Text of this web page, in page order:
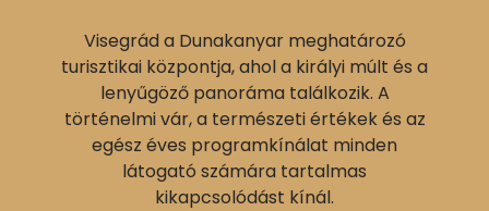
Visegrád a Dunakanyar meghatározó
turisztikai központja, ahol a királyi múlt és a
lenyűgöző panoráma találkozik. A
történelmi vár, a természeti értékek és az
egész éves programkínálat minden
látogató számára tartalmas
kikapcsolódást kínál.